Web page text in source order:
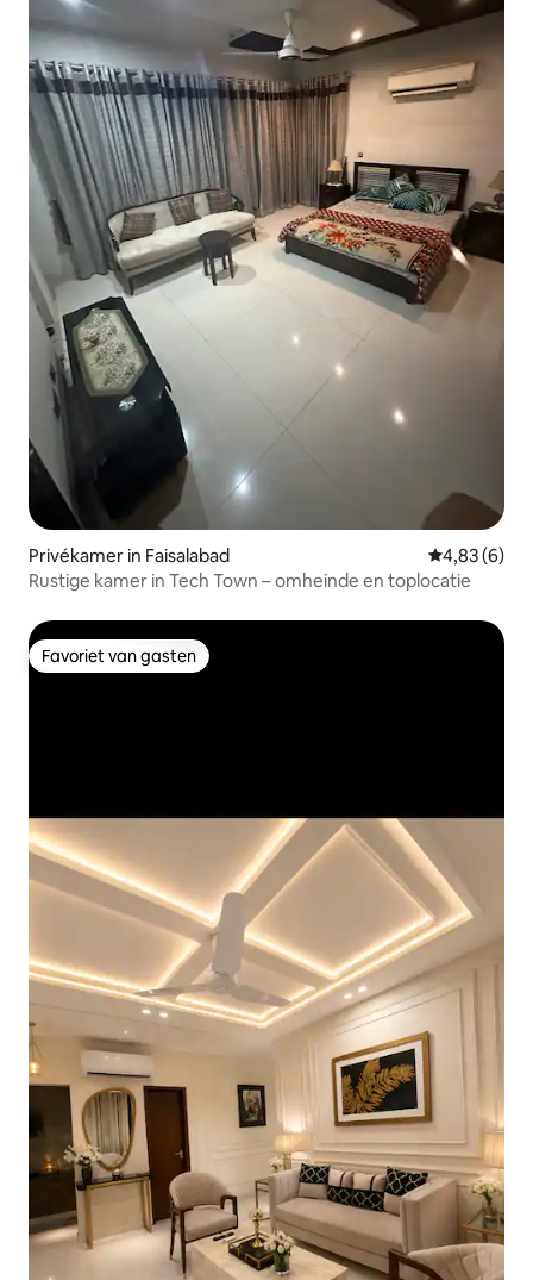
Privékamer in Faisalabad Gemiddelde
4,83 (6)
Rustige kamer in Tech Town – omheinde en toplocatie
Favoriet van gasten
Favoriet van gasten